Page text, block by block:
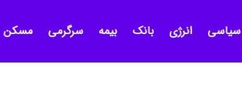
سیاسی انرژی بانک بیمه سرگرمی مسکن